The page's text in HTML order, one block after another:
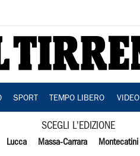
SPORT TEMPO LIBERO VIDEO
SCEGLI L'EDIZIONE
Lucca Massa-Carrara Montecatini